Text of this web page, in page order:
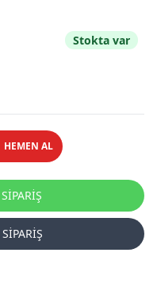
Stokta var
HEMEN AL
SİPARİŞ
SİPARİŞ